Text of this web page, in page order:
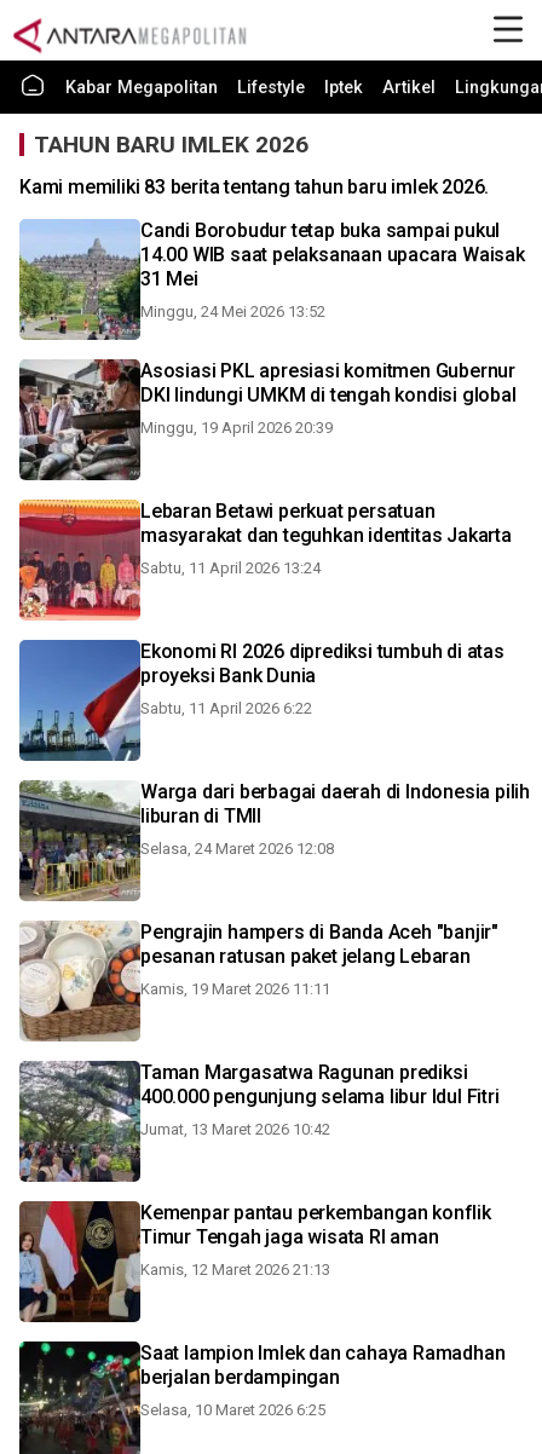
Kabar Megapolitan Lifestyle Iptek Artikel
TAHUN BARU IMLEK 2026
Kami memiliki 83 berita tentang tahun baru imlek 2026.
Candi Borobudur tetap buka sampai pukul
14.00 WIB saat pelaksanaan upacara Waisak
31 Mei
Minggu, 24 Mei 2026 13:52
Asosiasi PKL apresiasi komitmen Gubernur
DKI lindungi UMKM di tengah kondisi global
Minggu, 19 April 2026 20:39
Lebaran Betawi perkuat persatuan
masyarakat dan teguhkan identitas Jakarta
Sabtu, 11 April 2026 13:24
Ekonomi RI 2026 diprediksi tumbuh di atas
proyeksi Bank Dunia
Sabtu, 11 April 2026 6:22
Warga dari berbagai daerah di Indonesia pilih
liburan di TMII
Selasa, 24 Maret 2026 12:08
Pengrajin hampers di Banda Aceh "banjir"
pesanan ratusan paket jelang Lebaran
Kamis, 19 Maret 2026 11:11
Taman Margasatwa Ragunan prediksi
400.000 pengunjung selama libur Idul Fitri
Jumat, 13 Maret 2026 10:42
Kemenpar pantau perkembangan konflik
Timur Tengah jaga wisata RI aman
Kamis, 12 Maret 2026 21:13
Saat lampion Imlek dan cahaya Ramadhan
berjalan berdampingan
Selasa, 10 Maret 2026 6:25